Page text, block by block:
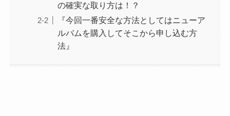
の確実な取り方は！？
『今回一番安全な方法としてはニューア
ルバムを購入してそこから申し込む方
法』